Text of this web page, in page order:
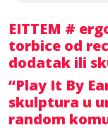
EITTEM #
torbice od
dodatak ili
“Play It By
skulptura u
random